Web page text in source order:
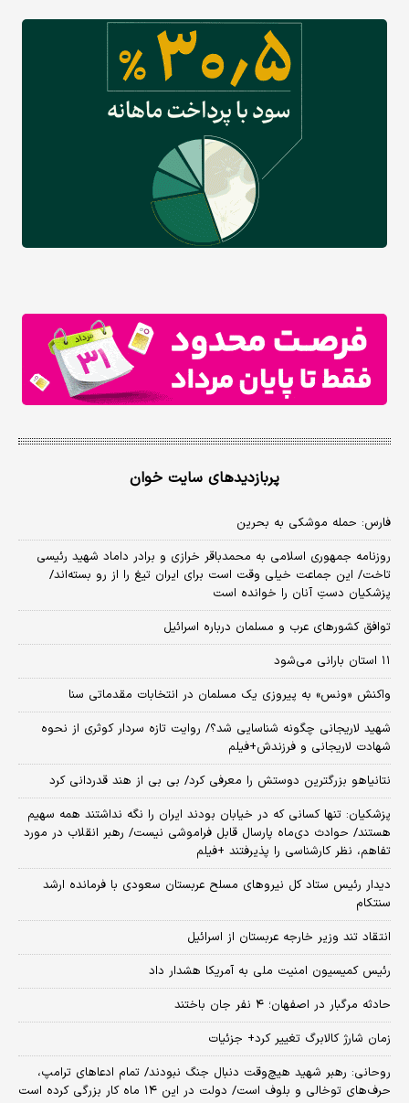
پربازدیدهای سایت خوان
فارس: حمله موشکی به بحرین
روزنامه جمهوری اسلامی به محمدباقر خرازی و برادر داماد شهید رئیسی
تاخت/ این جماعت خیلی وقت است برای ایران تیغ را از رو بسته‌اند/
پزشکیان دستِ آنان را خوانده است
توافق کشورهای عرب و مسلمان درباره اسرائیل
۱۱ استان بارانی می‌شود
واکنش «ونس» به پیروزی یک مسلمان در انتخابات مقدماتی سنا
شهید لاریجانی چگونه شناسایی شد؟/ روایت تازه سردار کوثری از نحوه
شهادت لاریجانی و فرزندش+فیلم
نتانیاهو بزرگترین دوستش را معرفی کرد/ بی بی از هند قدردانی کرد
پزشکیان: تنها کسانی که در خیابان بودند ایران را نگه نداشتند همه سهیم
هستند/ حوادث دی‌ماه پارسال قابل فراموشی نیست/ رهبر انقلاب در مورد
تفاهم، نظر کارشناسی را پذیرفتند +فیلم
دیدار رئیس ستاد کل نیروهای مسلح عربستان سعودی با فرمانده ارشد
سنتکام
انتقاد تند وزیر خارجه عربستان از اسرائیل
رئیس کمیسیون امنیت ملی به آمریکا هشدار داد
حادثه مرگبار در اصفهان؛ ۴ نفر جان باختند
زمان شارژ کالابرگ تغییر کرد+ جزئیات
روحانی: رهبر شهید هیچ‌وقت دنبال جنگ نبودند/ تمام ادعاهای ترامپ،
حرف‌های توخالی و بلوف است/ دولت در این ۱۴ ماه کار بزرگی کرده است